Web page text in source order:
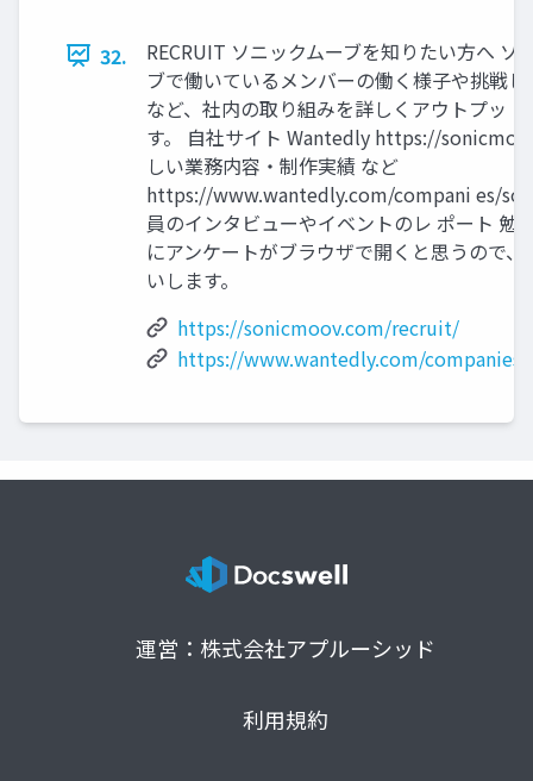
32.
RECRUIT ソニックムーブを知りたい方へ ソ
ブで働いているメンバーの働く様子や挑戦
など、社内の取り組みを詳しくアウトプッ
す。 自社サイト Wantedly https://
しい業務内容・制作実績 など
https://www.wantedly.com/compani es/
員のインタビューやイベントのレ ポート 勉
にアンケートがブラウザで開くと思うので、
いします。
https://sonicmoov.com/recruit/
https://www.wantedly.com/
運営：株式会社アプルーシッド
利用規約